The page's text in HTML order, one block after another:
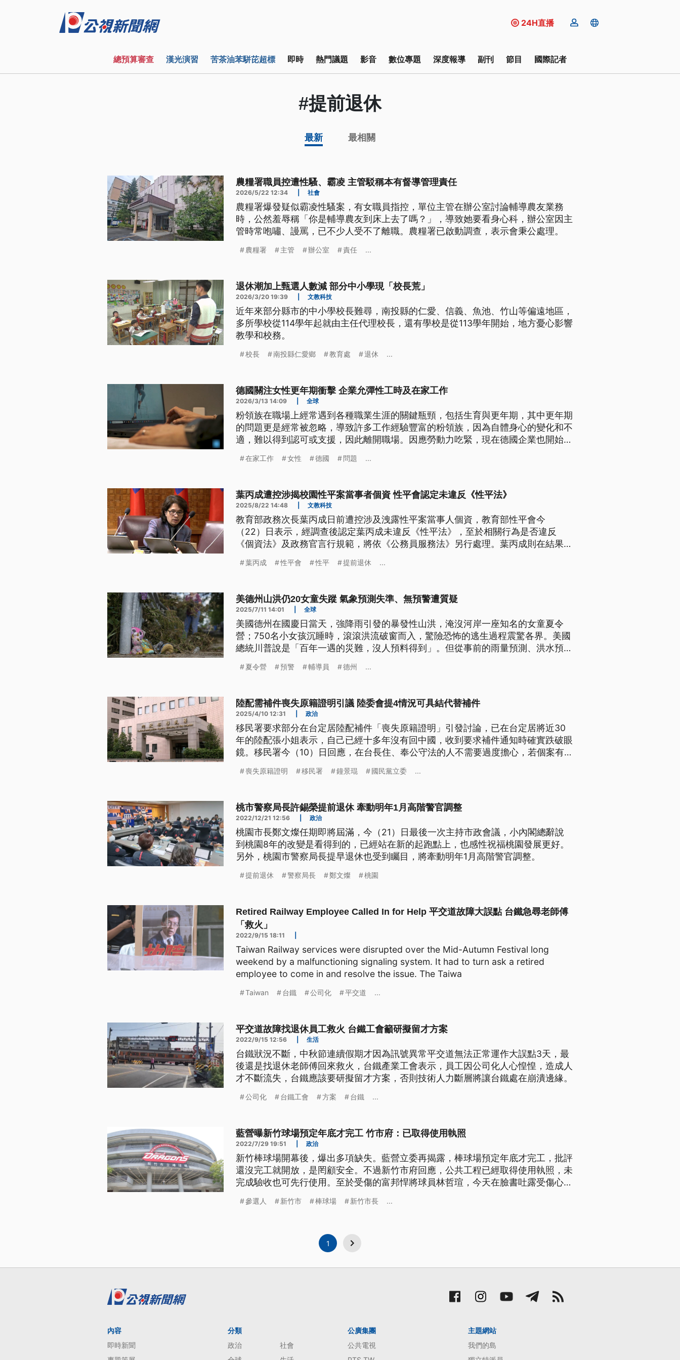
24H直播
總預算審查 漢光演習 苦茶油苯駢芘超標 即時 熱門議題 影音 數位專題 深度報導 副刊 節目 國際記者
#提前退休
最新 最相關
農糧署職員控遭性騷、霸凌 主管駁稱本有督導管理責任
2026/5/22 12:34 社會
農糧署爆發疑似霸凌性騷案，有女職員指控，單位主管在辦公室討論輔導農友業務
時，公然羞辱稱「你是輔導農友到床上去了嗎？」，導致她要看身心科，辦公室因主
管時常咆嘯、謾罵，已不少人受不了離職。農糧署已啟動調查，表示會秉公處理。
農糧署 主管 辦公室 責任 ...
退休潮加上甄選人數減 部分中小學現「校長荒」
2026/3/20 19:39 文教科技
近年來部分縣市的中小學校長難尋，南投縣的仁愛、信義、魚池、竹山等偏遠地區，
多所學校從114學年起就由主任代理校長，還有學校是從113學年開始，地方憂心影響
教學和校務。
校長 南投縣仁愛鄉 教育處 退休 ...
德國關注女性更年期衝擊 企業允彈性工時及在家工作
2026/3/13 14:09 全球
粉領族在職場上經常遇到各種職業生涯的關鍵瓶頸，包括生育與更年期，其中更年期
的問題更是經常被忽略，導致許多工作經驗豐富的粉領族，因為自體身心的變化和不
適，難以得到認可或支援，因此離開職場。因應勞動力吃緊，現在德國企業也開始致
在家工作 女性 德國 問題 ...
葉丙成遭控涉揭校園性平案當事者個資 性平會認定未違反《性平法》
2025/8/22 14:48 文教科技
教育部政務次長葉丙成日前遭控涉及洩露性平案當事人個資，教育部性平會今
（22）日表示，經調查後認定葉丙成未違反《性平法》，至於相關行為是否違反
《個資法》及政務官言行規範，將依《公務員服務法》另行處理。葉丙成則在結果出
葉丙成 性平會 性平 提前退休 ...
美德州山洪仍20女童失蹤 氣象預測失準、無預警遭質疑
2025/7/11 14:01 全球
美國德州在國慶日當天，強降雨引發的暴發性山洪，淹沒河岸一座知名的女童夏令
營；750名小女孩沉睡時，滾滾洪流破窗而入，驚險恐怖的逃生過程震驚各界。美國
總統川普說是「百年一遇的災難，沒人預料得到」。但從事前的雨量預測、洪水預警
普選擇閉口不談。
夏令營 預警 輔導員 德州 ...
陸配需補件喪失原籍證明引議 陸委會提4情況可具結代替補件
2025/4/10 12:31 政治
移民署要求部分在台定居陸配補件「喪失原籍證明」引發討論，已在台定居將近30
年的陸配張小姐表示，自己已經十多年沒有回中國，收到要求補件通知時確實跌破眼
鏡。移民署今（10）日回應，在台長住、奉公守法的人不需要過度擔心，若個案有
「具結」方式替代補件的類型，包括赴陸恐有人身安全疑慮者、因重大傷病行動不便
喪失原籍證明 移民署 鐘景琨 國民黨立委 ...
桃市警察局長許錫榮提前退休 牽動明年1月高階警官調整
2022/12/21 12:56 政治
桃園市長鄭文燦任期即將屆滿，今（21）日最後一次主持市政會議，小內閣總辭說
到桃園8年的改變是看得到的，已經站在新的起跑點上，也感性祝福桃園發展更好。
另外，桃園市警察局長提早退休也受到矚目，將牽動明年1月高階警官調整。
提前退休 警察局長 鄭文燦 桃園
Retired Railway Employee Called In for Help 平交道故障大誤點 台鐵急尋老師傅
「救火」
2022/9/15 18:11
Taiwan Railway services were disrupted over the Mid-Autumn Festival long
weekend by a malfunctioning signaling system. It had to turn ask a retired
employee to come in and resolve the issue. The Taiwa
Taiwan 台鐵 公司化 平交道 ...
平交道故障找退休員工救火 台鐵工會籲研擬留才方案
2022/9/15 12:56 生活
台鐵狀況不斷，中秋節連續假期才因為訊號異常平交道無法正常運作大誤點3天，最
後還是找退休老師傅回來救火，台鐵產業工會表示，員工因公司化人心惶惶，造成人
才不斷流失，台鐵應該要研擬留才方案，否則技術人力斷層將讓台鐵處在崩潰邊緣。
公司化 台鐵工會 方案 台鐵 ...
藍營曝新竹球場預定年底才完工 竹市府：已取得使用執照
2022/7/29 19:51 政治
新竹棒球場開幕後，爆出多項缺失。藍營立委再揭露，棒球場預定年底才完工，批評
還沒完工就開放，是罔顧安全。不過新竹市府回應，公共工程已經取得使用執照，未
完成驗收也可先行使用。至於受傷的富邦悍將球員林哲瑄，今天在臉書吐露受傷心
參選人 新竹市 棒球場 新竹市長 ...
1
內容
即時新聞
分類
政治
社會
公廣集團
公共電視
主題網站
我們的島